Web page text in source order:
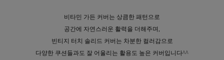
비타민 가든 커버는 상큼한 패턴으로
공간에 자연스러운 활력을 더해주며,
빈티지 터치 솔리드 커버는 차분한 컬러감으로
다양한 쿠션들과도 잘 어울리는 활용도 높은 커버입니다^^